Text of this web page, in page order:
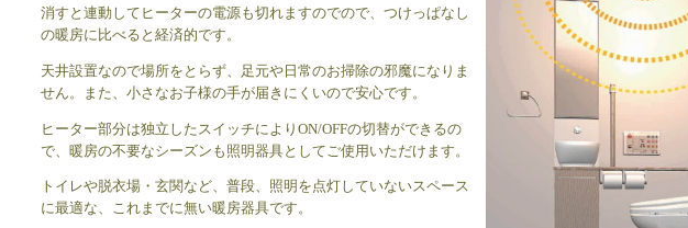
消すと連動してヒーターの電源も切れますのでので、つけっぱなし
の暖房に比べると経済的です。
天井設置なので場所をとらず、足元や日常のお掃除の邪魔になりま
せん。また、小さなお子様の手が届きにくいので安心です。
ヒーター部分は独立したスイッチによりON/OFFの切替ができるの
で、暖房の不要なシーズンも照明器具としてご使用いただけます。
トイレや脱衣場・玄関など、普段、照明を点灯していないスペース
に最適な、これまでに無い暖房器具です。